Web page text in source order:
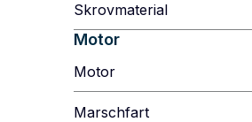
Skrovmaterial
Motor
Motor
Marschfart